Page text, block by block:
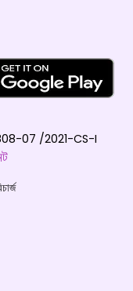
808-07 /2021-CS-I